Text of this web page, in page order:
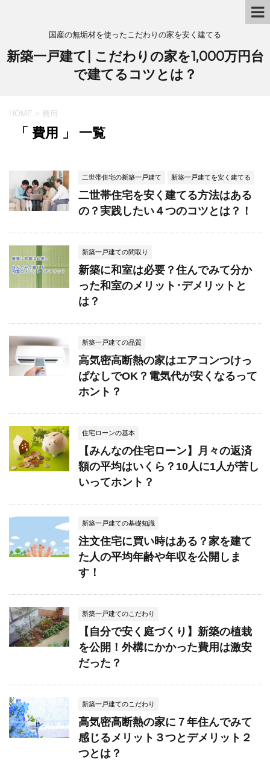
国産の無垢材を使ったこだわりの家を安く建てる
新築一戸建て| こだわりの家を1,000万円台
で建てるコツとは？
HOME > 費用
「 費用 」 一覧
二世帯住宅の新築一戸建て 新築一戸建てを安く建てる
二世帯住宅を安く建てる方法はある
の？実践したい４つのコツとは？！
新築一戸建ての間取り
新築に和室は必要？住んでみて分か
った和室のメリット･デメリットと
は？
新築一戸建ての品質
高気密高断熱の家はエアコンつけっ
ぱなしでOK？電気代が安くなるって
ホント？
住宅ローンの基本
【みんなの住宅ローン】月々の返済
額の平均はいくら？10人に1人が苦し
いってホント？
新築一戸建ての基礎知識
注文住宅に買い時はある？家を建て
た人の平均年齢や年収を公開しま
す！
新築一戸建てのこだわり
【自分で安く庭づくり】新築の植栽
を公開！外構にかかった費用は激安
だった？
新築一戸建てのこだわり
高気密高断熱の家に７年住んでみて
感じるメリット３つとデメリット２
つとは？